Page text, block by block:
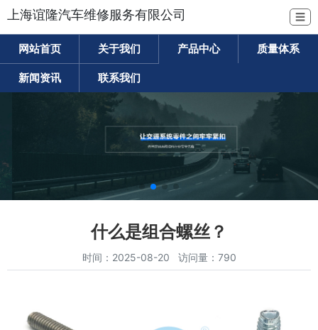
上海谊隆汽车维修服务有限公司 ☰
网站首页 关于我们 产品中心 质量体系
新闻资讯 联系我们
什么是组合螺丝？
时间：2025-08-20 访问量：790